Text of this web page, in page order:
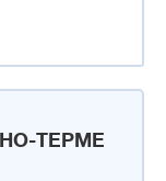
ТЕРМЕ